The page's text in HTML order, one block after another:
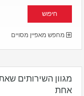
מחפש מאפיין מסויים
מגוון השירותים
אחת